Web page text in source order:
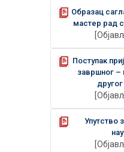
Образац
мaстeр рад
Поступак
завршног –
Упутство